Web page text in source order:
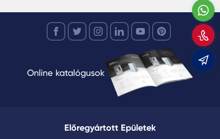
Online katalógusok
Előregyártott Epületek